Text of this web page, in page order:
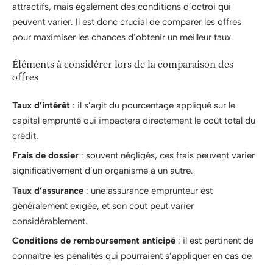
attractifs, mais également des conditions d’octroi qui
peuvent varier. Il est donc crucial de comparer les offres
pour maximiser les chances d’obtenir un meilleur taux.
Éléments à considérer lors de la comparaison des
offres
Taux d’intérêt : il s’agit du pourcentage appliqué sur le
capital emprunté qui impactera directement le coût total du
crédit.
Frais de dossier : souvent négligés, ces frais peuvent varier
significativement d’un organisme à un autre.
Taux d’assurance : une assurance emprunteur est
généralement exigée, et son coût peut varier
considérablement.
Conditions de remboursement anticipé : il est pertinent de
connaître les pénalités qui pourraient s’appliquer en cas de